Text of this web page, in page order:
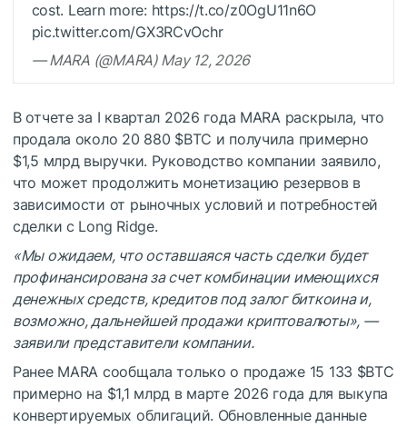
cost. Learn more: https://t.co/z0OgU11n6O
pic.twitter.com/GX3RCvOchr
— MARA (@MARA) May 12, 2026
В отчете за I квартал 2026 года MARA раскрыла, что
продала около 20 880 $BTC и получила примерно
$1,5 млрд выручки. Руководство компании заявило,
что может продолжить монетизацию резервов в
зависимости от рыночных условий и потребностей
сделки с Long Ridge.
«Мы ожидаем, что оставшаяся часть сделки будет
профинансирована за счет комбинации имеющихся
денежных средств, кредитов под залог биткоина и,
возможно, дальнейшей продажи криптовалюты», —
заявили представители компании.
Ранее MARA сообщала только о продаже 15 133 $BTC
примерно на $1,1 млрд в марте 2026 года для выкупа
конвертируемых облигаций. Обновленные данные